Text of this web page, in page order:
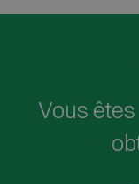
Vous